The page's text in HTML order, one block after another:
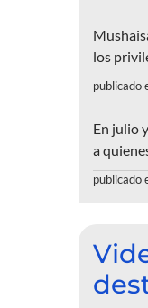
los
publicado
En julio
a
publicado